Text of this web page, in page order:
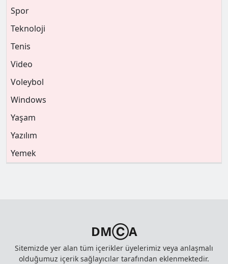
Spor
Teknoloji
Tenis
Video
Voleybol
Windows
Yaşam
Yazılım
Yemek
DMⒸA
Sitemizde yer alan tüm içerikler üyelerimiz veya anlaşmalı
olduğumuz içerik sağlayıcılar tarafından eklenmektedir.